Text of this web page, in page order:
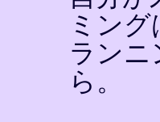
ミン
ランニ
ら。